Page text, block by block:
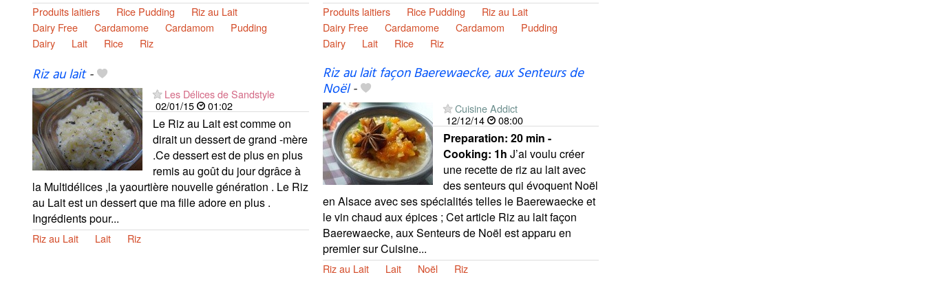
Produits laitiers Rice Pudding
Riz au Lait
Dairy Free
Cardamome Cardamom
Pudding
Dairy
Lait Rice Riz
Produits laitiers Rice Pudding
Riz au Lait
Dairy Free
Cardamome Cardamom
Pudding
Dairy
Lait Rice Riz
Riz au lait-
Les Délices de Sandstyle
02/01/15
01:02
Le Riz au Lait est comme on
dirait un dessert de grand -mère
.Ce dessert est de plus en plus
remis au goût du jour dgrâce à
la Multidélices ,la yaourtière nouvelle génération . Le Riz
au Lait est un dessert que ma fille adore en plus .
Ingrédients pour...
Riz au Lait Lait Riz
Riz au lait façon Baerewaecke, aux Senteurs de
Noël-
Cuisine Addict
12/12/14
08:00
Preparation: 20 min -
Cooking: 1h J’ai voulu créer
une recette de riz au lait avec
des senteurs qui évoquent Noël
en Alsace avec ses spécialités telles le Baerewaecke et
le vin chaud aux épices ; Cet article Riz au lait façon
Baerewaecke, aux Senteurs de Noël est apparu en
premier sur Cuisine...
Riz au Lait Lait Noël Riz